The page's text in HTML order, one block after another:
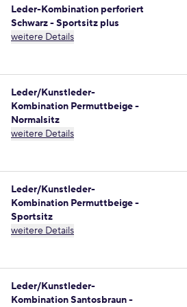
Leder-Kombination perforiert
Schwarz - Sportsitz plus
weitere Details
Leder/Kunstleder-
Kombination Permuttbeige -
Normalsitz
weitere Details
Leder/Kunstleder-
Kombination Permuttbeige -
Sportsitz
weitere Details
Leder/Kunstleder-
Kombination Santosbraun -